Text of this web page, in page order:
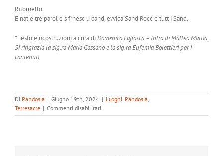
Ritornello
E nat e tre parol e s frnesc u cand, evvica Sand Rocc e tutt i Sand.
* Testo e ricostruzioni a cura diDomenico Lafiosca – Intro di Matteo Mattia.
Si ringrazia la sig.ra Maria Cassano e la sig.ra Eufemia Bolettieri per i
contenuti
Di Pandosia | Giugno 19th, 2024 | Luoghi, Pandosia,
Terresacre | Commenti disabilitati
San